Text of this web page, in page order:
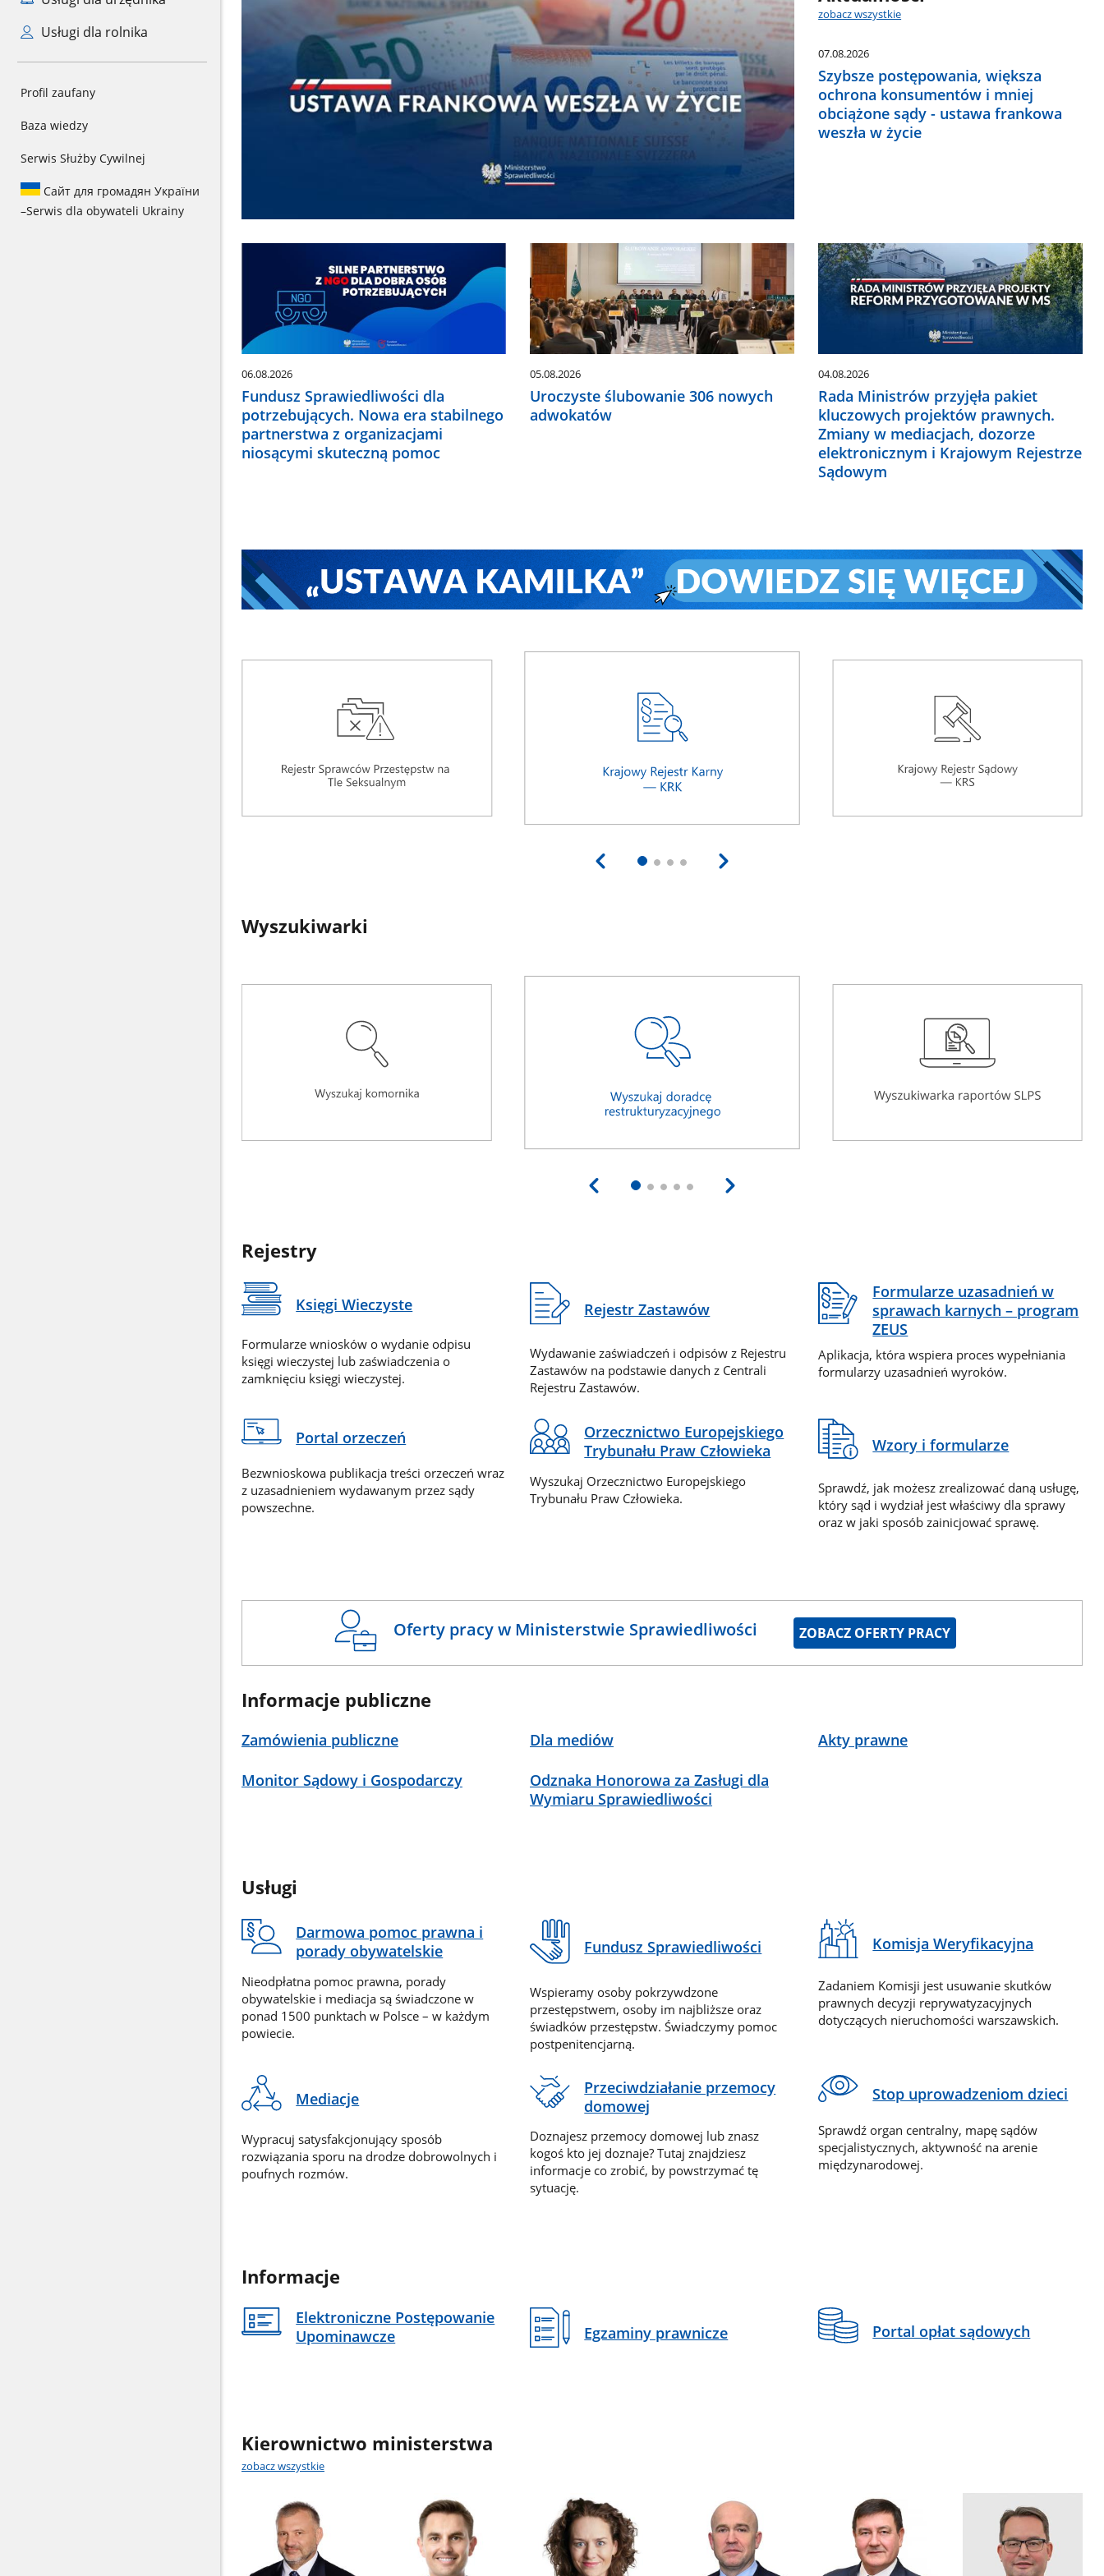
Usługi dla rolnika
Profil zaufany
Baza wiedzy
Serwis Służby Cywilnej
Сайт для громадян України
–Serwis dla obywateli Ukrainy
zobacz wszystkie
07.08.2026
Szybsze postępowania, większa
ochrona konsumentów i mniej
obciążone sądy - ustawa frankowa
weszła w życie
06.08.2026
Fundusz Sprawiedliwości dla
potrzebujących. Nowa era stabilnego
partnerstwa z organizacjami
niosącymi skuteczną pomoc
05.08.2026
Uroczyste ślubowanie 306 nowych
adwokatów
04.08.2026
Rada Ministrów przyjęła pakiet
kluczowych projektów prawnych.
Zmiany w mediacjach, dozorze
elektronicznym i Krajowym Rejestrze
Sądowym
Wyszukiwarki
Rejestry
Księgi Wieczyste
Formularze wniosków o wydanie odpisu
księgi wieczystej lub zaświadczenia o
zamknięciu księgi wieczystej.
Rejestr Zastawów
Wydawanie zaświadczeń i odpisów z Rejestru
Zastawów na podstawie danych z Centrali
Rejestru Zastawów.
Formularze uzasadnień w
sprawach karnych – program
ZEUS
Aplikacja, która wspiera proces wypełniania
formularzy uzasadnień wyroków.
Portal orzeczeń
Bezwnioskowa publikacja treści orzeczeń wraz
z uzasadnieniem wydawanym przez sądy
powszechne.
Orzecznictwo Europejskiego
Trybunału Praw Człowieka
Wyszukaj Orzecznictwo Europejskiego
Trybunału Praw Człowieka.
Wzory i formularze
Sprawdź, jak możesz zrealizować daną usługę,
który sąd i wydział jest właściwy dla sprawy
oraz w jaki sposób zainicjować sprawę.
Oferty pracy w Ministerstwie Sprawiedliwości ZOBACZ OFERTY PRACY
Informacje publiczne
Zamówienia publiczne Dla mediów Akty prawne
Monitor Sądowy i Gospodarczy
Odznaka Honorowa za Zasługi dla
Wymiaru Sprawiedliwości
Usługi
Darmowa pomoc prawna i
porady obywatelskie
Nieodpłatna pomoc prawna, porady
obywatelskie i mediacja są świadczone w
ponad 1500 punktach w Polsce – w każdym
powiecie.
Fundusz Sprawiedliwości
Wspieramy osoby pokrzywdzone
przestępstwem, osoby im najbliższe oraz
świadków przestępstw. Świadczymy pomoc
postpenitencjarną.
Komisja Weryfikacyjna
Zadaniem Komisji jest usuwanie skutków
prawnych decyzji reprywatyzacyjnych
dotyczących nieruchomości warszawskich.
Mediacje
Wypracuj satysfakcjonujący sposób
rozwiązania sporu na drodze dobrowolnych i
poufnych rozmów.
Przeciwdziałanie przemocy
domowej
Doznajesz przemocy domowej lub znasz
kogoś kto jej doznaje? Tutaj znajdziesz
informacje co zrobić, by powstrzymać tę
sytuację.
Stop uprowadzeniom dzieci
Sprawdź organ centralny, mapę sądów
specjalistycznych, aktywność na arenie
międzynarodowej.
Informacje
Elektroniczne Postępowanie
Upominawcze
Egzaminy prawnicze Portal opłat sądowych
Kierownictwo ministerstwa
zobacz wszystkie